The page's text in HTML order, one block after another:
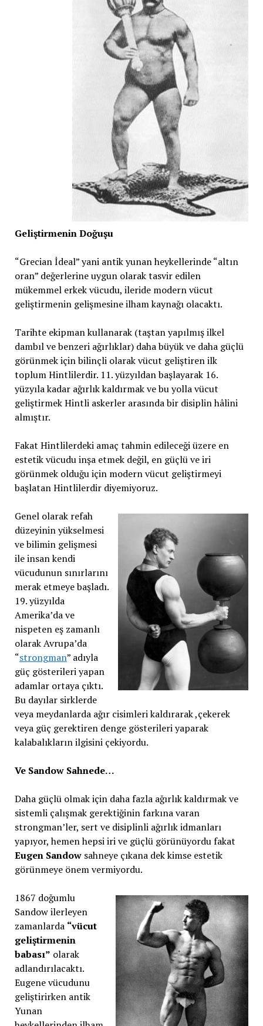
Geliştirmenin Doğuşu
“Grecian İdeal” yani antik yunan heykellerinde “altın
oran” değerlerine uygun olarak tasvir edilen
mükemmel erkek vücudu, ileride modern vücut
geliştirmenin gelişmesine ilham kaynağı olacaktı.
Tarihte ekipman kullanarak (taştan yapılmış ilkel
dambıl ve benzeri ağırlıklar) daha büyük ve daha güçlü
görünmek için bilinçli olarak vücut geliştiren ilk
toplum Hintlilerdir. 11. yüzyıldan başlayarak 16.
yüzyıla kadar ağırlık kaldırmak ve bu yolla vücut
geliştirmek Hintli askerler arasında bir disiplin hâlini
almıştır.
Fakat Hintlilerdeki amaç tahmin edileceği üzere en
estetik vücudu inşa etmek değil, en güçlü ve iri
görünmek olduğu için modern vücut geliştirmeyi
başlatan Hintlilerdir diyemiyoruz.
Genel olarak refah
düzeyinin yükselmesi
ve bilimin gelişmesi
ile insan kendi
vücudunun sınırlarını
merak etmeye başladı.
19. yüzyılda
Amerika’da ve
nispeten eş zamanlı
olarak Avrupa’da
“strongman” adıyla
güç gösterileri yapan
adamlar ortaya çıktı.
Bu dayılar sirklerde
veya meydanlarda ağır cisimleri kaldırarak ,çekerek
veya güç gerektiren denge gösterileri yaparak
kalabalıkların ilgisini çekiyordu.
Ve Sandow Sahnede…
Daha güçlü olmak için daha fazla ağırlık kaldırmak ve
sistemli çalışmak gerektiğinin farkına varan
strongman’ler, sert ve disiplinli ağırlık idmanları
yapıyor, hemen hepsi iri ve güçlü görünüyordu fakat
Eugen Sandowsahneye çıkana dek kimse estetik
görünmeye önem vermiyordu.
1867 doğumlu
Sandow ilerleyen
zamanlarda “vücut
geliştirmenin
babası” olarak
adlandırılacaktı.
Eugene vücudunu
geliştirirken antik
Yunan